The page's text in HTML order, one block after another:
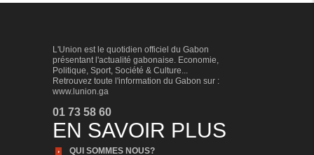
L'Union est le quotidien officiel du Gabon
présentant l'actualité gabonaise. Economie,
Politique, Sport, Société & Culture...
Retrouvez toute l'information du Gabon sur :
www.lunion.ga
01 73 58 60
EN SAVOIR PLUS
QUI SOMMES NOUS?